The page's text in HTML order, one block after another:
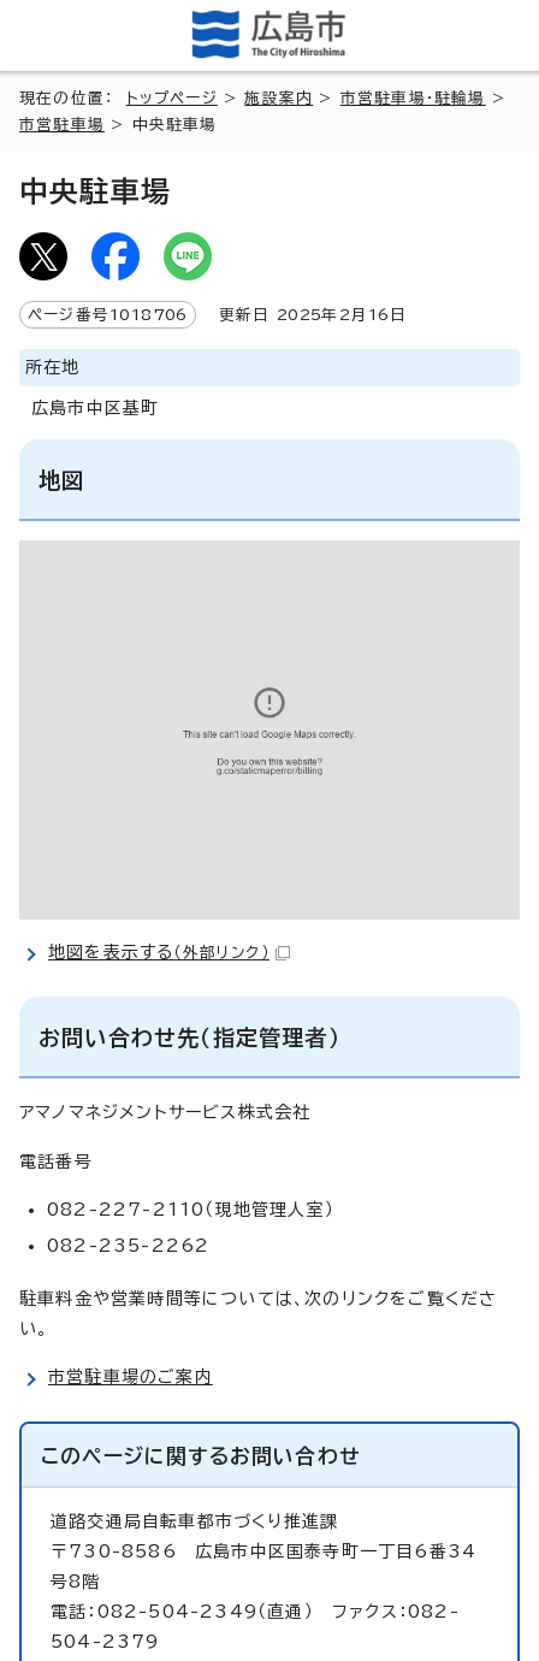
現在の位置： トップページ >施設案内 > 市営駐車場・駐輪場
>
市営駐車場 > 中央駐車場
中央駐車場
ページ番号 1018706 更新日 2025年2月 16 日
所在地
広島市中区基町
地図
地図を表示する （外部リンク）
お問い合わせ先（指定管理者）
アマノマネジメントサービス株式会社
電話番号
082-227-2110（現地管理人室）
082-235-2262
駐車料金や営業時間等については、次のリンクをご覧くださ
い。
市営駐車場のご案内
このページに関するお問い合わせ
道路交通局自転車都市づくり推進課
〒730-8586 広島市中区国泰寺町一丁目6番34
号8階
電話：082-504-2349（直通） ファクス：082-
504-2379